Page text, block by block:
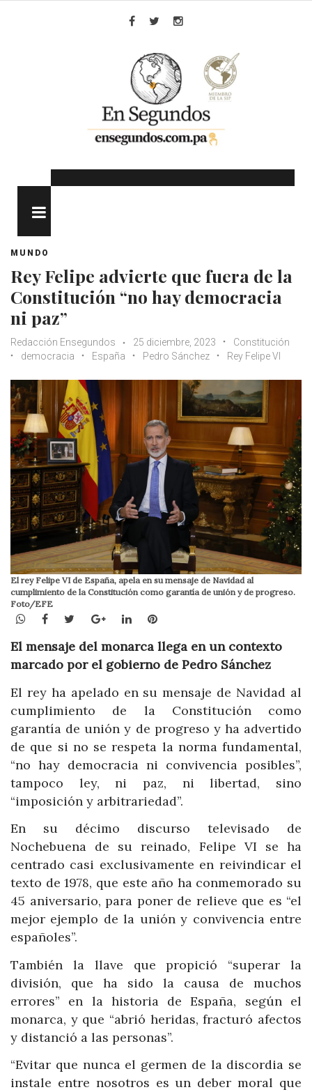
MUNDO
Rey Felipe advierte que fuera de la
Constitución “no hay democracia
ni paz”
Redacción Ensegundos 25 diciembre, 2023
Constitución
democracia
España Pedro Sánchez Rey Felipe VI
El rey Felipe VI de España, apela en su mensaje de Navidad al
cumplimiento de la Constitución como garantía de unión y de progreso.
Foto/EFE
WhatsApp
Facebook
TwitterGoogle+LinkedInPinterest
El mensaje del monarca llega en un contexto
marcado por el gobierno de Pedro Sánchez
El rey ha apelado en su mensaje de Navidad al
cumplimiento de la Constitución como
garantía de unión y de progreso y ha advertido
de que si no se respeta la norma fundamental,
“no hay democracia ni convivencia posibles”,
tampoco ley, ni paz, ni libertad, sino
“imposición y arbitrariedad”.
En su décimo discurso televisado de
Nochebuena de su reinado, Felipe VI se ha
centrado casi exclusivamente en reivindicar el
texto de 1978, que este año ha conmemorado su
45 aniversario, para poner de relieve que es “el
mejor ejemplo de la unión y convivencia entre
españoles”.
También la llave que propició “superar la
división, que ha sido la causa de muchos
errores” en la historia de España, según el
monarca, y que “abrió heridas, fracturó afectos
y distanció a las personas”.
“Evitar que nunca el germen de la discordia se
instale entre nosotros es un deber moral que